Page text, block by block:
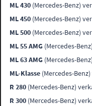
ML 430 (Mercedes-Benz)
ML 450 (Mercedes-Benz)
ML 500 (Mercedes-Benz)
ML 55 AMG (Mercedes-
ML 63 AMG (Mercedes-
ML-Klasse (Mercedes-
R 280 (Mercedes-Benz)
R 300 (Mercedes-Benz)